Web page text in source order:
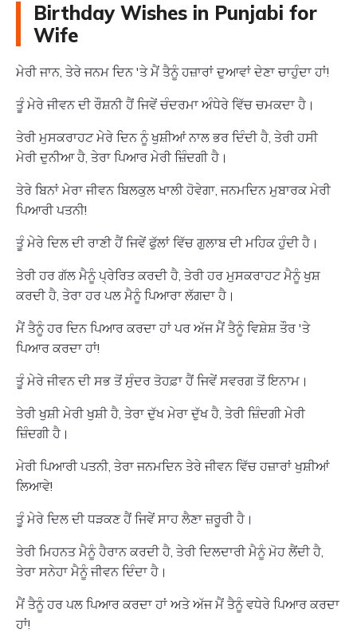
Birthday Wishes in Punjabi for
Wife
ਮੇਰੀ ਜਾਨ, ਤੇਰੇ ਜਨਮ ਦਿਨ 'ਤੇ ਮੈਂ ਤੈਨੂੰ ਹਜ਼ਾਰਾਂ ਦੁਆਵਾਂ ਦੇਣਾ ਚਾਹੁੰਦਾ ਹਾਂ!
ਤੂੰ ਮੇਰੇ ਜੀਵਨ ਦੀ ਰੌਸ਼ਨੀ ਹੈਂ ਜਿਵੇਂ ਚੰਦਰਮਾ ਅੰਧੇਰੇ ਵਿੱਚ ਚਮਕਦਾ ਹੈ।
ਤੇਰੀ ਮੁਸਕਰਾਹਟ ਮੇਰੇ ਦਿਨ ਨੂੰ ਖੁਸ਼ੀਆਂ ਨਾਲ ਭਰ ਦਿੰਦੀ ਹੈ, ਤੇਰੀ ਹਸੀ
ਮੇਰੀ ਦੁਨੀਆ ਹੈ, ਤੇਰਾ ਪਿਆਰ ਮੇਰੀ ਜ਼ਿੰਦਗੀ ਹੈ।
ਤੇਰੇ ਬਿਨਾਂ ਮੇਰਾ ਜੀਵਨ ਬਿਲਕੁਲ ਖਾਲੀ ਹੋਵੇਗਾ, ਜਨਮਦਿਨ ਮੁਬਾਰਕ ਮੇਰੀ
ਪਿਆਰੀ ਪਤਨੀ!
ਤੂੰ ਮੇਰੇ ਦਿਲ ਦੀ ਰਾਣੀ ਹੈਂ ਜਿਵੇਂ ਫੁੱਲਾਂ ਵਿੱਚ ਗੁਲਾਬ ਦੀ ਮਹਿਕ ਹੁੰਦੀ ਹੈ।
ਤੇਰੀ ਹਰ ਗੱਲ ਮੈਨੂੰ ਪ੍ਰੇਰਿਤ ਕਰਦੀ ਹੈ, ਤੇਰੀ ਹਰ ਮੁਸਕਰਾਹਟ ਮੈਨੂੰ ਖੁਸ਼
ਕਰਦੀ ਹੈ, ਤੇਰਾ ਹਰ ਪਲ ਮੈਨੂੰ ਪਿਆਰਾ ਲੱਗਦਾ ਹੈ।
ਮੈਂ ਤੈਨੂੰ ਹਰ ਦਿਨ ਪਿਆਰ ਕਰਦਾ ਹਾਂ ਪਰ ਅੱਜ ਮੈਂ ਤੈਨੂੰ ਵਿਸ਼ੇਸ਼ ਤੌਰ 'ਤੇ
ਪਿਆਰ ਕਰਦਾ ਹਾਂ!
ਤੂੰ ਮੇਰੇ ਜੀਵਨ ਦੀ ਸਭ ਤੋਂ ਸੁੰਦਰ ਤੋਹਫ਼ਾ ਹੈਂ ਜਿਵੇਂ ਸਵਰਗ ਤੋਂ ਇਨਾਮ।
ਤੇਰੀ ਖੁਸ਼ੀ ਮੇਰੀ ਖੁਸ਼ੀ ਹੈ, ਤੇਰਾ ਦੁੱਖ ਮੇਰਾ ਦੁੱਖ ਹੈ, ਤੇਰੀ ਜ਼ਿੰਦਗੀ ਮੇਰੀ
ਜ਼ਿੰਦਗੀ ਹੈ।
ਮੇਰੀ ਪਿਆਰੀ ਪਤਨੀ, ਤੇਰਾ ਜਨਮਦਿਨ ਤੇਰੇ ਜੀਵਨ ਵਿੱਚ ਹਜ਼ਾਰਾਂ ਖੁਸ਼ੀਆਂ
ਲਿਆਵੇ!
ਤੂੰ ਮੇਰੇ ਦਿਲ ਦੀ ਧੜਕਣ ਹੈਂ ਜਿਵੇਂ ਸਾਹ ਲੈਣਾ ਜ਼ਰੂਰੀ ਹੈ।
ਤੇਰੀ ਮਿਹਨਤ ਮੈਨੂੰ ਹੈਰਾਨ ਕਰਦੀ ਹੈ, ਤੇਰੀ ਦਿਲਦਾਰੀ ਮੈਨੂੰ ਮੋਹ ਲੈਂਦੀ ਹੈ,
ਤੇਰਾ ਸਨੇਹਾ ਮੈਨੂੰ ਜੀਵਨ ਦਿੰਦਾ ਹੈ।
ਮੈਂ ਤੈਨੂੰ ਹਰ ਪਲ ਪਿਆਰ ਕਰਦਾ ਹਾਂ ਅਤੇ ਅੱਜ ਮੈਂ ਤੈਨੂੰ ਵਧੇਰੇ ਪਿਆਰ ਕਰਦਾ
ਹਾਂ!